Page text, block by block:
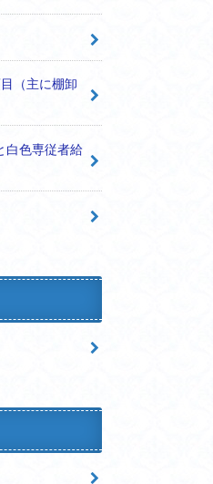
（主に棚卸
白色専従者給